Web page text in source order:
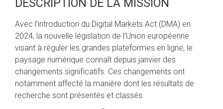
DESCRIPTION DE LA MISSION
Avec l’introduction du Digital Markets Act (DMA) en
2024, la nouvelle législation de l’Union européenne
visant à réguler les grandes plateformes en ligne, le
paysage numérique connaît depuis janvier des
changements significatifs. Ces changements ont
notamment affecté la manière dont les résultats de
recherche sont présentés et classés.